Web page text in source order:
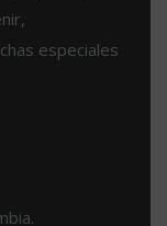
especiales